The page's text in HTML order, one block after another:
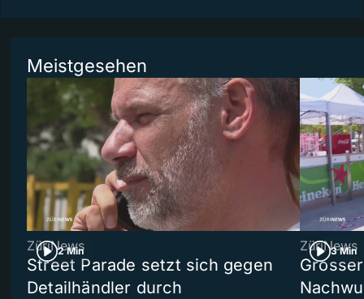
Meistgesehen
2 Min
ZüriNews
Street Parade setzt sich gegen
Detailhändler durch
3 Min
ZüriNews